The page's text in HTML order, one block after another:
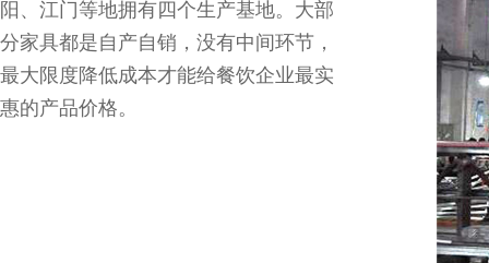
阳、江门等地拥有四个生产基地。大部
分家具都是自产自销，没有中间环节，
最大限度降低成本才能给餐饮企业最实
惠的产品价格。